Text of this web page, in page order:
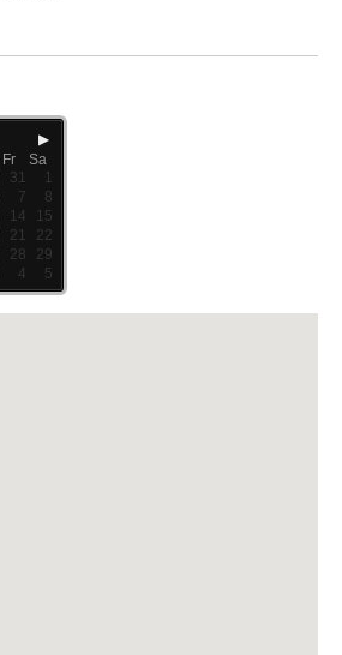
▶
Fr
Sa
31
1
7
8
14
15
21
22
28
29
4 5